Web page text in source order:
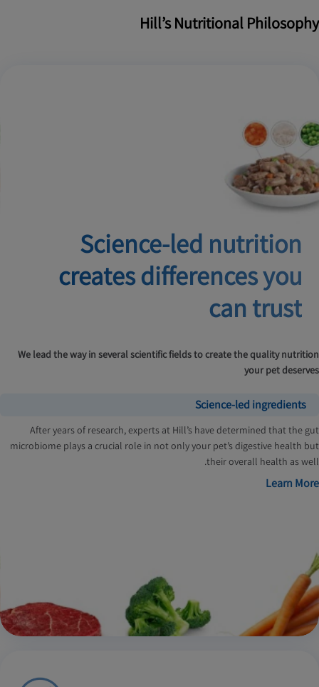
Hill’s Nutritional Philosophy
Science-led nutrition
createsdifferences you
can trust
We lead the way in several scientific fields to create the quality nutrition
your pet deserves
Science-led ingredients
After years of research, experts at Hill’s have determined that the gut
microbiome plays a crucial role in not only your pet’s digestive health but
their overall health as well.
Learn More